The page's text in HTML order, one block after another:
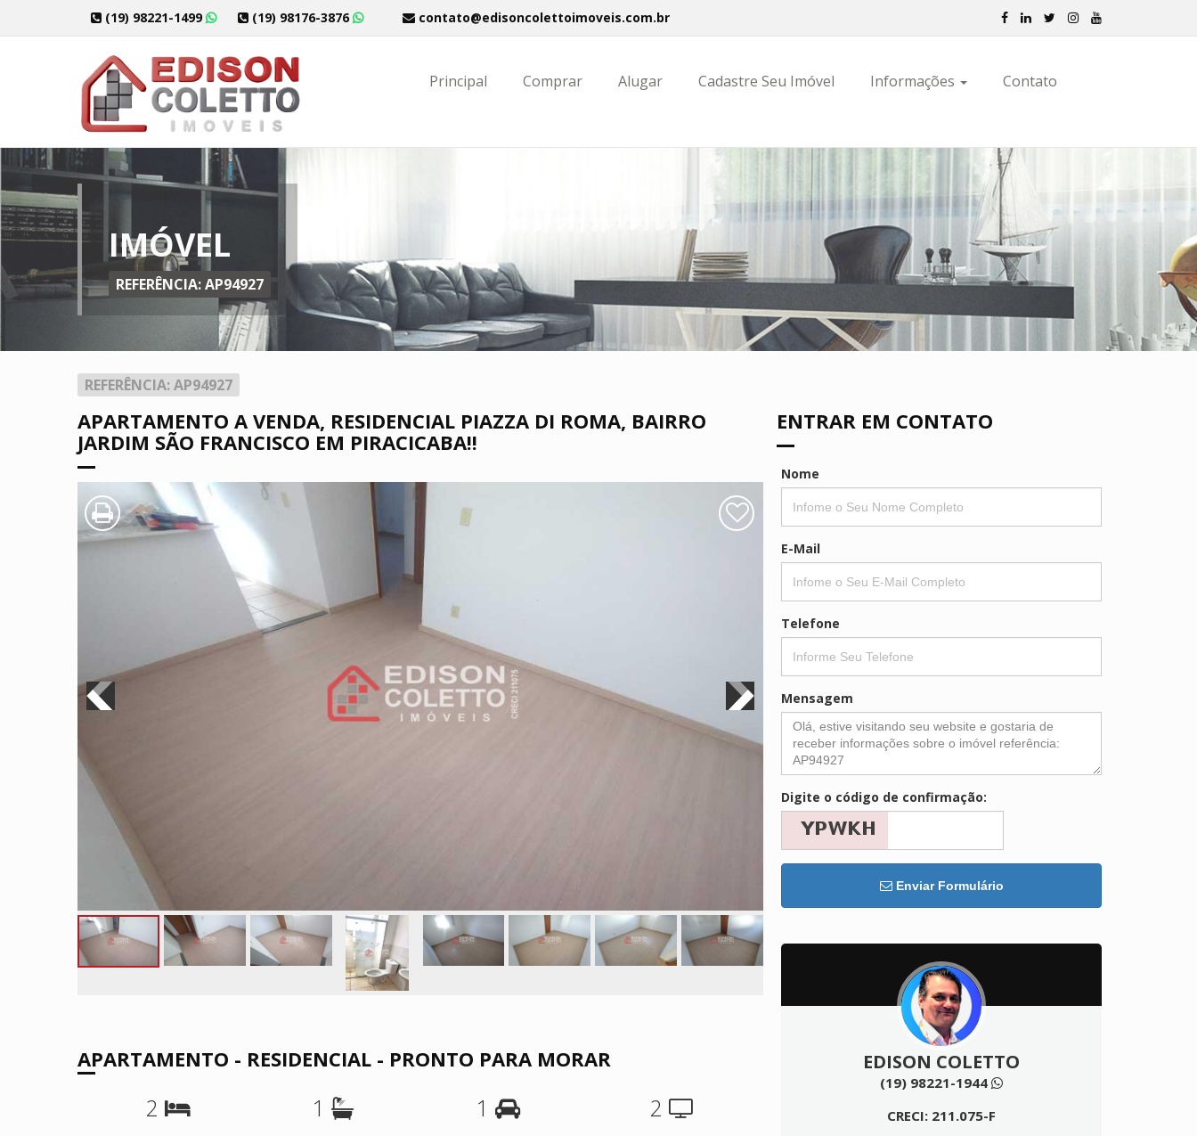
(19) 98221-1499 (19) 98176-3876 contato@edisoncolettoimoveis.com.br
Principal Comprar Alugar Cadastre Seu Imóvel Informações Contato
IMÓVEL
REFERÊNCIA: AP94927
REFERÊNCIA: AP94927
APARTAMENTO A VENDA, RESIDENCIAL PIAZZA DI ROMA, BAIRRO
JARDIM SÃO FRANCISCO EM PIRACICABA!!
APARTAMENTO - RESIDENCIAL - PRONTO PARA MORAR
2 1 1 2
ENTRAR EM CONTATO
Nome
E-Mail
Telefone
Mensagem
Digite o código de confirmação:
Enviar Formulário
EDISON COLETTO
(19) 98221-1944
CRECI: 211.075-F